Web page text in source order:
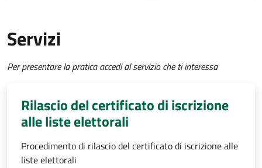
Servizi
Per presentare la pratica accedi al servizio che ti interessa
Rilascio del certificato di iscrizione
alle liste elettorali
Procedimento di rilascio del certificato di iscrizione alle
liste elettorali